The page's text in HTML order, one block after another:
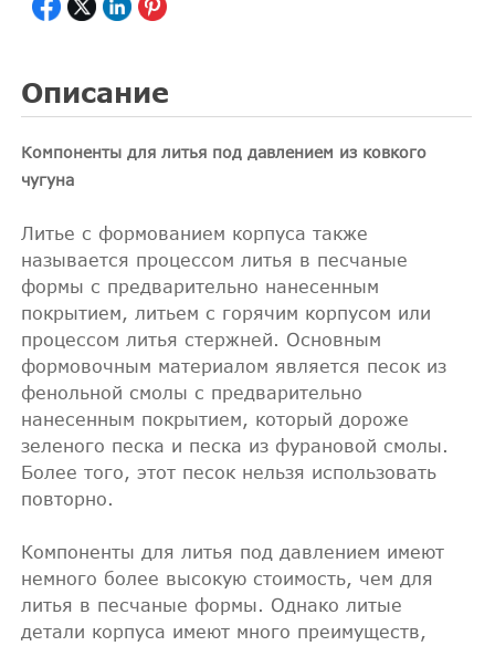
Описание
Компоненты для литья под давлением из ковкого
чугуна
Литье с формованием корпуса также
называется процессом литья в песчаные
формы с предварительно нанесенным
покрытием, литьем с горячим корпусом или
процессом литья стержней. Основным
формовочным материалом является песок из
фенольной смолы с предварительно
нанесенным покрытием, который дороже
зеленого песка и песка из фурановой смолы.
Более того, этот песок нельзя использовать
повторно.
Компоненты для литья под давлением имеют
немного более высокую стоимость, чем для
литья в песчаные формы. Однако литые
детали корпуса имеют много преимуществ,